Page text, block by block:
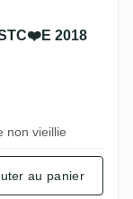
2018
non vieillie
au panier